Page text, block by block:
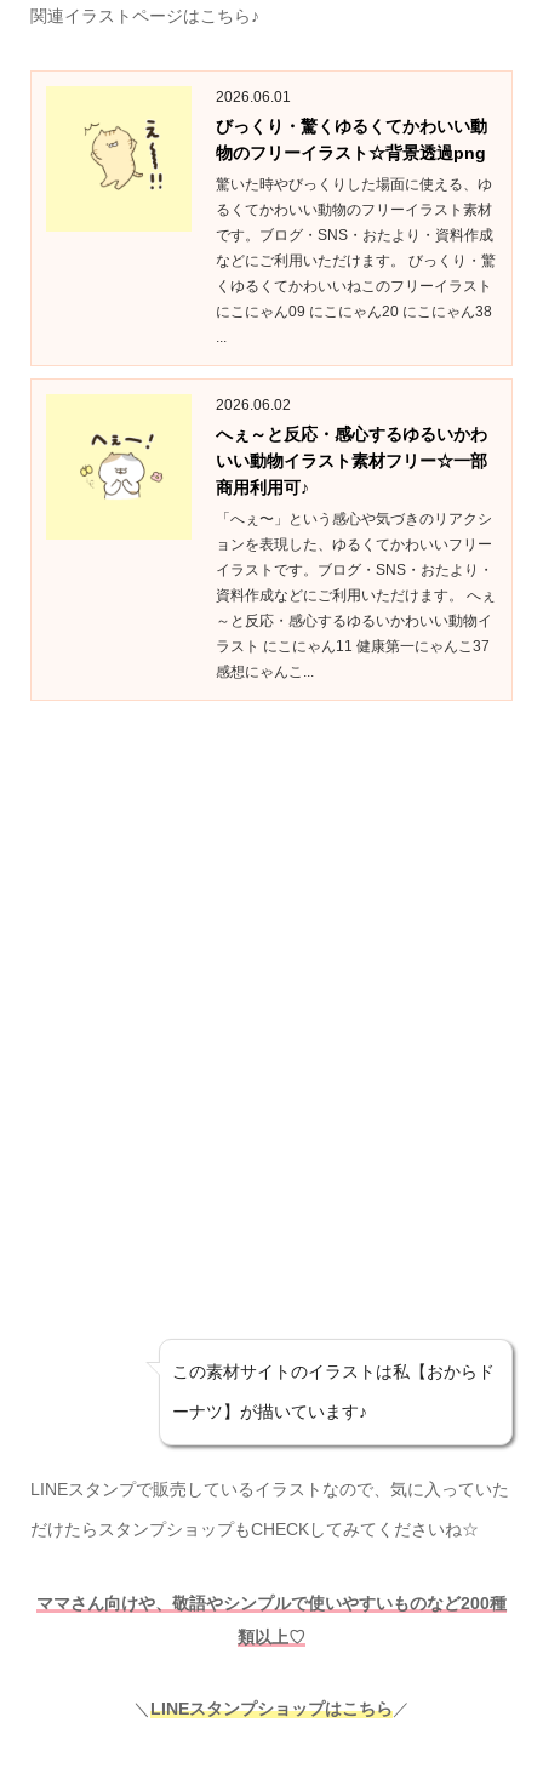
関連イラストページはこちら♪
2026.06.01
びっくり・驚くゆるくてかわいい動
物のフリーイラスト☆背景透過png
驚いた時やびっくりした場面に使える、ゆ
るくてかわいい動物のフリーイラスト素材
です。ブログ・SNS・おたより・資料作成
などにご利用いただけます。 びっくり・驚
くゆるくてかわいいねこのフリーイラスト
にこにゃん09 にこにゃん20 にこにゃん38
2026.06.02
へぇ～と反応・感心するゆるいかわ
いい動物イラスト素材フリー☆一部
商用利用可♪
「へぇ〜」という感心や気づきのリアクシ
ョンを表現した、ゆるくてかわいいフリー
イラストです。ブログ・SNS・おたより・
資料作成などにご利用いただけます。 へぇ
～と反応・感心するゆるいかわいい動物イ
ラスト にこにゃん11 健康第一にゃんこ37
感想にゃんこ...
この素材サイトのイラストは私【おからド
ーナツ】が描いています♪
LINEスタンプで販売しているイラストなので、気に入っていた
だけたらスタンプショップもCHECKしてみてくださいね☆
ママさん向けや、敬語やシンプルで使いやすいものなど200種
類以上♡
＼ LINEスタンプショップはこちら／